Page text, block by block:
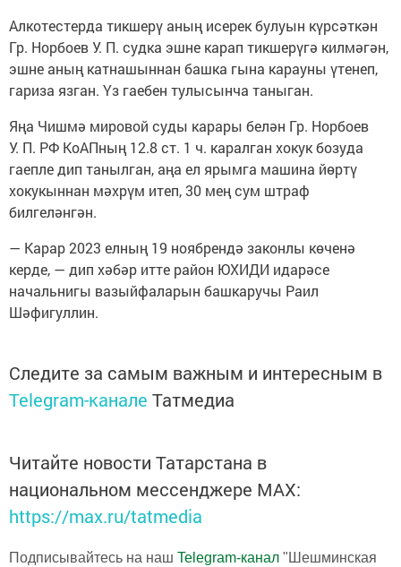
Алкотестерда тикшерү аның исерек булуын күрсәткән
Гр. Норбоев У. П. судка эшне карап тикшерүгә килмәгән,
эшне аның катнашыннан башка гына карауны үтенеп,
гариза язган. Үз гаебен тулысынча таныган.
Яңа Чишмә мировой суды карары белән Гр. Норбоев
У. П. РФ КоАПның 12.8 ст. 1 ч. каралган хокук бозуда
гаепле дип танылган, аңа ел ярымга машина йөртү
хокукыннан мәхрүм итеп, 30 мең сум штраф
билгеләнгән.
— Карар 2023 елның 19 ноябрендә законлы көченә
керде, — дип хәбәр итте район ЮХИДИ идарәсе
начальнигы вазыйфаларын башкаручы Раил
Шәфигуллин.
Следите за самым важным и интересным в
Telegram-канале Татмедиа
Читайте новости Татарстана в
национальном мессенджере MАХ:
https://max.ru/tatmedia
Подписывайтесь на наш Telegram-канал "Шешминская